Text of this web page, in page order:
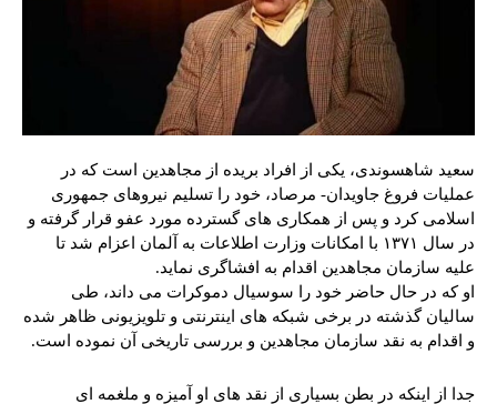
سعید شاهسوندی، یکی از افراد بریده از مجاهدین است که در
عملیات فروغ جاویدان- مرصاد، خود را تسلیم نیروهای جمهوری
اسلامی کرد و پس از همکاری های گسترده مورد عفو قرار گرفته و
در سال ۱۳۷۱ با امکانات وزارت اطلاعات به آلمان اعزام شد تا
علیه سازمان مجاهدین اقدام به افشاگری نماید.
او که در حال حاضر خود را سوسیال دموکرات می داند، طی
سالیان گذشته در برخی شبکه های اینترنتی و تلویزیونی ظاهر شده
و اقدام به نقد سازمان مجاهدین و بررسی تاریخی آن نموده است.
جدا از اینکه در بطن بسیاری از نقد های او آمیزه و ملغمه ای